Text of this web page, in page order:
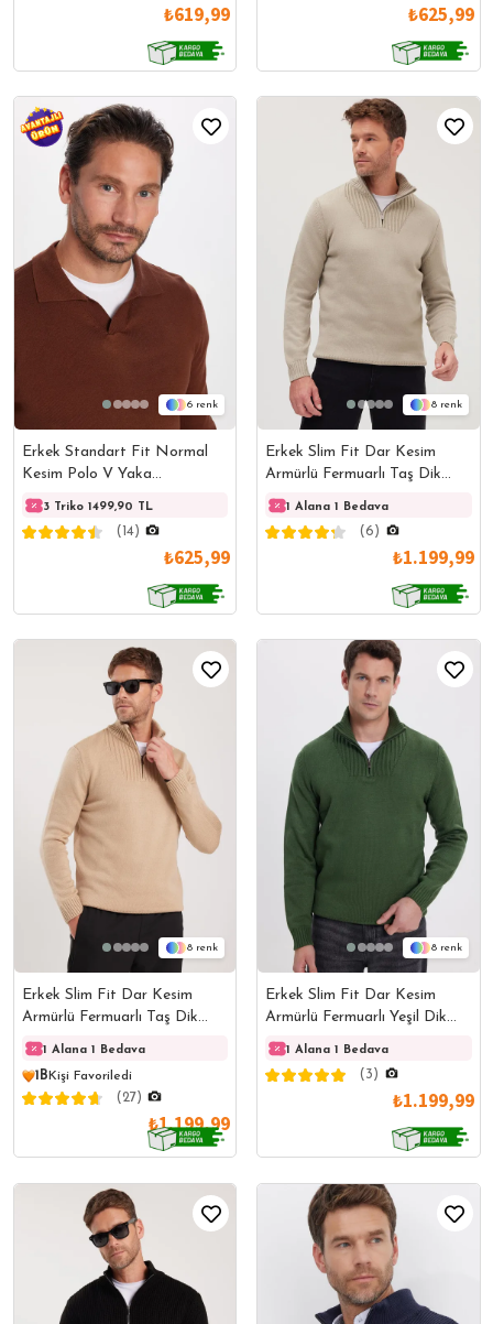
₺619,99 ₺625,99
6
Erkek Standart Fit Normal
Kesim Polo V Yaka
Kahverengi Triko Kazak
3 Triko 1499,90 TL 3 Triko 1499,90 TL
(14)
₺625,99
8
Erkek Slim Fit Dar Kesim
Armürlü Fermuarlı Taş Dik
Yaka Kazak
1 Alana 1 Bedava
(6)
₺1.199,99
8
Erkek Slim Fit Dar Kesim
Armürlü Fermuarlı Taş Dik
Yaka Kazak
1 Alana 1 Bedava 1 Alana 1 Bedava
1BKişi Favoriledi
(27)
₺1.199,99
8
Erkek Slim Fit Dar Kesim
Armürlü Fermuarlı Yeşil Dik
Yaka Kazak
1 Alana 1 Bedava
(3)
₺1.199,99